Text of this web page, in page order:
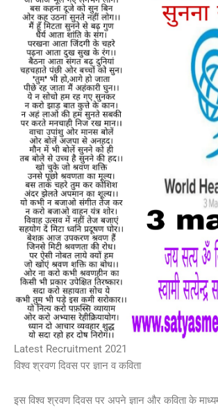
Latest Recruitment 2021
विश्व श्रवण दिवस पर ज्ञान व कविता
इस विश्व श्रवण दिवस पर अपने ज्ञान और कविता के